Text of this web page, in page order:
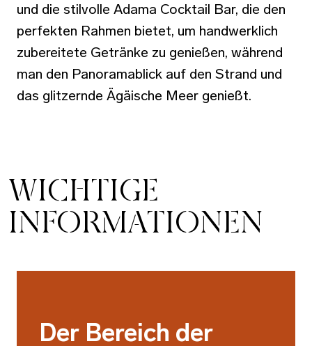
und die stilvolle Adama Cocktail Bar, die den
perfekten Rahmen bietet, um handwerklich
zubereitete Getränke zu genießen, während
man den Panoramablick auf den Strand und
das glitzernde Ägäische Meer genießt.
WICHTIGE
INFORMATIONEN
Der Bereich der